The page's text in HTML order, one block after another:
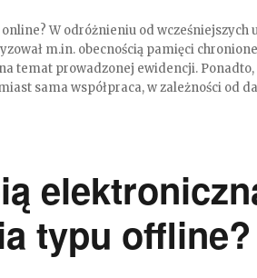
W odróżnieniu od wcześniejszych
m.in. obecnością pamięci
temat prowadzonej ewidencji.
sama współpraca, w zależności od
typu offline?